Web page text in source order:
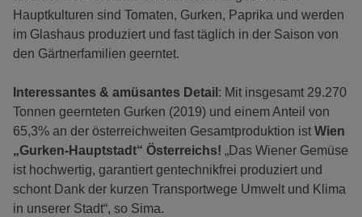
Hauptkulturen sind Tomaten, Gurken, Paprika und werden
im Glashaus produziert und fast täglich in der Saison von
den Gärtnerfamilien geerntet.
Interessantes & amüsantes Detail : Mit insgesamt 29.270
Tonnen geernteten Gurken (2019) und einem Anteil von
65,3% an der österreichweiten Gesamtproduktion ist Wien
„Gurken-Hauptstadt“ Österreichs! „Das Wiener Gemüse
ist hochwertig, garantiert gentechnikfrei produziert und
schont Dank der kurzen Transportwege Umwelt und Klima
in unserer Stadt“, so Sima.